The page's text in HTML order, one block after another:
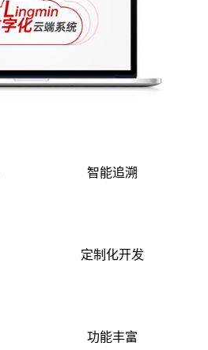
智能追溯
定制化开发
功能丰富